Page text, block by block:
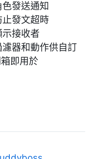
發送通知
發文超時
接收者
器和動作供自訂
即用於